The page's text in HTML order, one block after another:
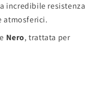
incredibile resistenza
atmosferici.
Nero, trattata per